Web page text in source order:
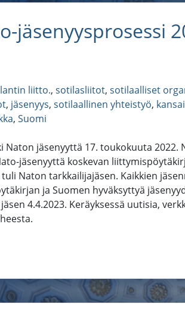
jäsenyysprosessi
liitto., sotilasliitot, sotilaalliset
, jäsenyys, sotilaallinen yhteistyö,
, Suomi
Naton jäsenyyttä 17. toukokuuta
jäsenyyttä koskevan
Naton tarkkailijajäsen. Kaikkien
ja Suomen hyväksyttyä
4.4.2023. Keräyksessä uutisia,